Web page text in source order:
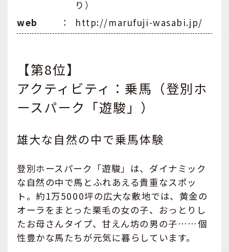
り）
web
： http://marufuji-wasabi.jp/
【第8位】
アクティビティ：乗馬（登別ホ
ースパーク「遊駿」）
雄大な自然の中で乗馬体験
登別ホースパーク「遊駿」は、ダイナミック
な自然の中で馬とふれあえる貴重なスポッ
ト。約1万5000坪の広大な敷地では、黄金の
オーラをまとった栗毛の女の子、おっとりし
たお母さんタイプ、甘えん坊の男の子……個
性豊かな馬たちが元気に暮らしています。